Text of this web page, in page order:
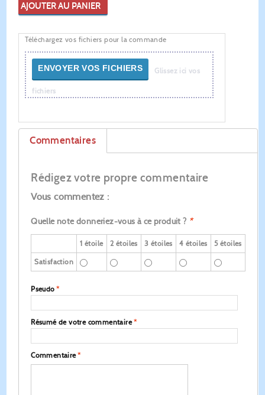
AJOUTER AU PANIER
Téléchargez vos fichiers pour la commande
ENVOYER VOS FICHIERS Glissez ici vos
fichiers
Commentaires
Rédigez votre propre commentaire
Vous commentez :
Quelle note donneriez-vous à ce produit ? *
1 étoile 2 étoiles 3 étoiles 4 étoiles 5 étoiles
Satisfaction
*
Pseudo
*
Résumé de votre commentaire
*
Commentaire